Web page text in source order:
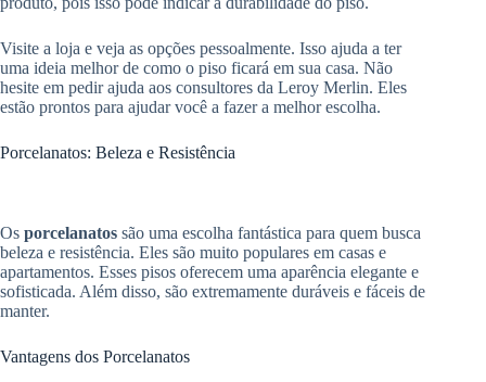
Visite a loja e veja as opções pessoalmente. Isso ajuda a ter
uma ideia melhor de como o piso ficará em sua casa. Não
hesite em pedir ajuda aos consultores da Leroy Merlin. Eles
estão prontos para ajudar você a fazer a melhor escolha.
Porcelanatos: Beleza e Resistência
Os porcelanatos são uma escolha fantástica para quem busca
beleza e resistência. Eles são muito populares em casas e
apartamentos. Esses pisos oferecem uma aparência elegante e
sofisticada. Além disso, são extremamente duráveis e fáceis de
manter.
Vantagens dos Porcelanatos